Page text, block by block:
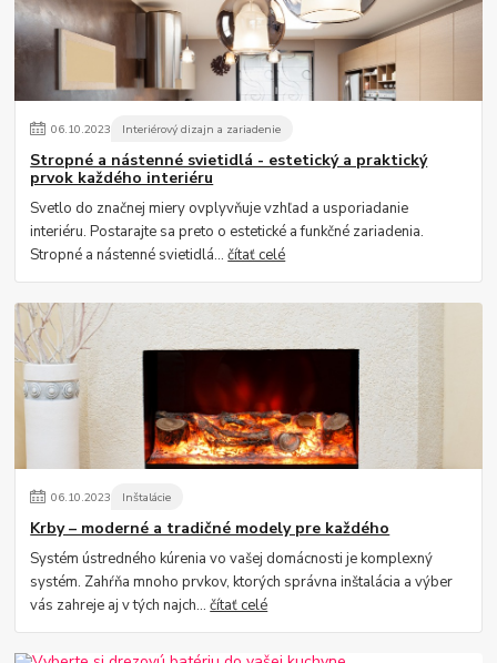
06.10.2023 Interiérový dizajn a zariadenie
Stropné a nástenné svietidlá - estetický a praktický
prvok každého interiéru
Svetlo do značnej miery ovplyvňuje vzhľad a usporiadanie
interiéru. Postarajte sa preto o estetické a funkčné zariadenia.
Stropné a nástenné svietidlá...čítať celé
06.10.2023 Inštalácie
Krby – moderné a tradičné modely pre každého
Systém ústredného kúrenia vo vašej domácnosti je komplexný
systém. Zahŕňa mnoho prvkov, ktorých správna inštalácia a výber
vás zahreje aj v tých najch...čítať celé